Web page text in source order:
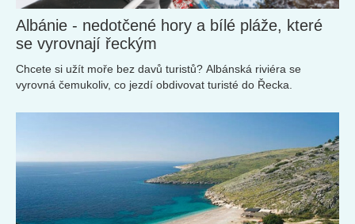
Albánie - nedotčené hory a bílé pláže, které
se vyrovnají řeckým
Chcete si užít moře bez davů turistů? Albánská riviéra se
vyrovná čemukoliv, co jezdí obdivovat turisté do Řecka.